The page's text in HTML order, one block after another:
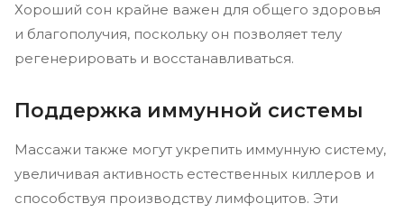
Хороший сон крайне важен для общего здоровья
и благополучия, поскольку он позволяет телу
регенерировать и восстанавливаться.
Поддержка иммунной системы
Массажи также могут укрепить иммунную систему,
увеличивая активность естественных киллеров и
способствуя производству лимфоцитов. Эти